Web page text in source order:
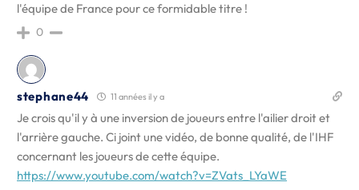
l'équipe de France pour ce formidable titre !
0
stephane44 11 années il y a
Je crois qu'il y à une inversion de joueurs entre l'ailier droit et
l'arrière gauche. Ci joint une vidéo, de bonne qualité, de l'IHF
concernant les joueurs de cette équipe.
https://www.youtube.com/watch?v=ZVats_LYaWE